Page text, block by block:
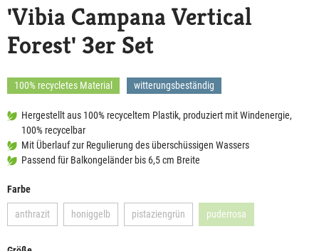
'Vibia Campana Vertical
Forest' 3er Set
100% recycletes Material witterungsbeständig
Hergestellt aus 100% recyceltem Plastik, produziert mit Windenergie,
100% recycelbar
Mit Überlauf zur Regulierung des überschüssigen Wassers
Passend für Balkongeländer bis 6,5 cm Breite
Farbe
anthrazit honiggelb pistaziengrün puderrosa